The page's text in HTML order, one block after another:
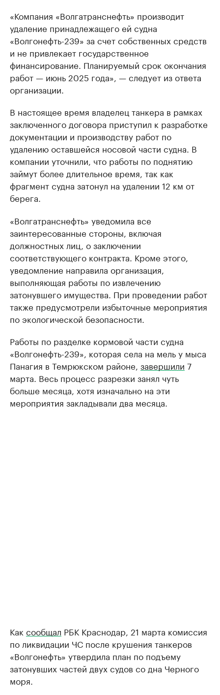
«Компания «Волгатранснефть» производит
удаление принадлежащего ей судна
«Волгонефть-239» за счет собственных средств
и не привлекает государственное
финансирование. Планируемый срок окончания
работ — июнь 2025 года», — следует из ответа
организации.
В настоящее время владелец танкера в рамках
заключенного договора приступил к разработке
документации и производству работ по
удалению оставшейся носовой части судна. В
компании уточнили, что работы по поднятию
займут более длительное время, так как
фрагмент судна затонул на удалении 12 км от
берега.
«Волгатранснефть» уведомила все
заинтересованные стороны, включая
должностных лиц, о заключении
соответствующего контракта. Кроме этого,
уведомление направила организация,
выполняющая работы по извлечению
затонувшего имущества. При проведении работ
также предусмотрели избыточные мероприятия
по экологической безопасности.
Работы по разделке кормовой части судна
«Волгонефть-239», которая села на мель у мыса
Панагия в Темрюкском районе, завершили 7
марта. Весь процесс разрезки занял чуть
больше месяца, хотя изначально на эти
мероприятия закладывали два месяца.
Как сообщал РБК Краснодар, 21 марта комиссия
по ликвидации ЧС после крушения танкеров
«Волгонефть» утвердила план по подъему
затонувших частей двух судов со дна Черного
моря.